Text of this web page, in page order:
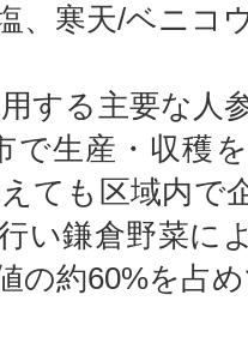
、寒天/ベニコ
する主要な人
で生産・収穫
ても区域内で
い鎌倉野菜に
の約60%を占